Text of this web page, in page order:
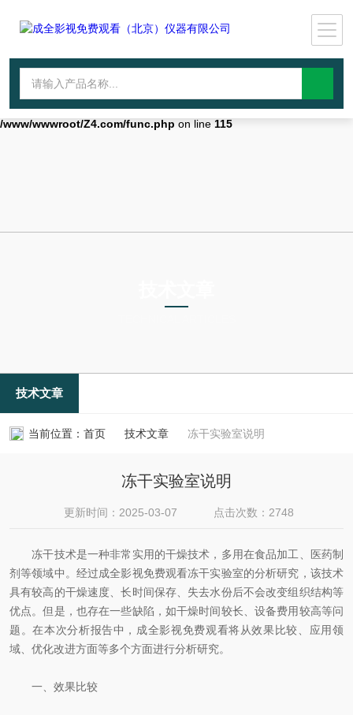
Warning: mkdir(): No space left on device in
file_put_contents(./cachefile_yuan/wwyjgs.com/cache/92/c58f3/
failed to open stream: No such file or directory in
/www/wwwroot/Z4.com/func.php on line 115
技术文章
当前位置： 首页 技术文章 冻干实验室说明
冻干实验室说明
更新时间：2025-03-07 点击次数：2748
冻干技术是一种非常实用的干燥技术，多用在食品加工、医药制
剂等领域中。经过成全影视免费观看冻干实验室的分析研究，该技术
具有较高的干燥速度、长时间保存、失去水份后不会改变组织结构等
优点。但是，也存在一些缺陷，如干燥时间较长、设备费用较高等问
题。在本次分析报告中，成全影视免费观看将从效果比较、应用领
域、优化改进方面等多个方面进行分析研究。
一、效果比较